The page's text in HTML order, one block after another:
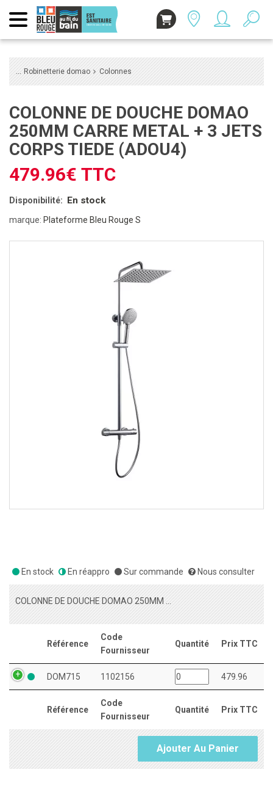
Robinetterie domao Colonnes
COLONNE DE DOUCHE DOMAO
250MM CARRE METAL + 3 JETS
CORPS TIEDE (ADOU4)
479.96€ TTC
Disponibilité: En stock
marque: Plateforme Bleu Rouge S
En stock En réappro Sur commande Nous consulter
COLONNE DE DOUCHE DOMAO 250MM CARRE METAL + 3 JETS CORPS TIEDE (ADOU4)
Référence
Code
Fournisseur
Quantité Prix TTC
Référence
Code
Fournisseur
Quantité Prix TTC
DOM715 1102156 479.96
Ajouter Au Panier